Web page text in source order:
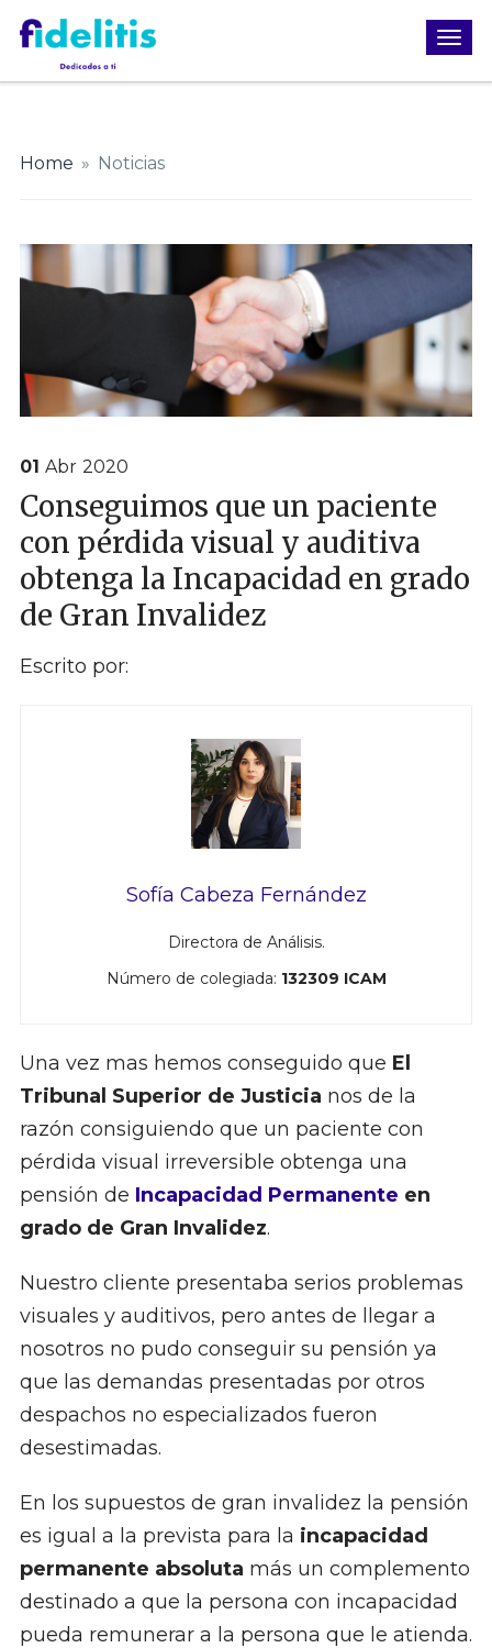
Home » Noticias
01 Abr 2020
Conseguimos que un paciente
con pérdida visual y auditiva
obtenga la Incapacidad en grado
de Gran Invalidez
Escrito por:
Sofía Cabeza Fernández
Directora de Análisis.
Número de colegiada: 132309 ICAM
Una vez mas hemos conseguido que El
Tribunal Superior de Justicia nos de la
razón consiguiendo que un paciente con
pérdida visual irreversible obtenga una
pensión de Incapacidad Permanente en
grado de Gran Invalidez.
Nuestro cliente presentaba serios problemas
visuales y auditivos, pero antes de llegar a
nosotros no pudo conseguir su pensión ya
que las demandas presentadas por otros
despachos no especializados fueron
desestimadas.
En los supuestos de gran invalidez la pensión
es igual a la prevista para la incapacidad
permanente absoluta más un complemento
destinado a que la persona con incapacidad
pueda remunerar a la persona que le atienda.